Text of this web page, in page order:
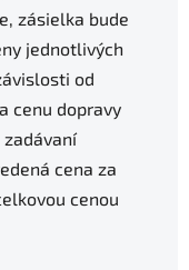
zásielka bude
jednotlivých
od
cenu dopravy
zadávaní
cena za
cenou